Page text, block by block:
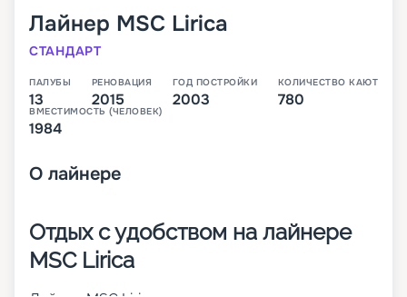
Лайнер MSC Lirica
СТАНДАРТ
ПАЛУБЫ
13
РЕНОВАЦИЯ
2015
ГОД ПОСТРОЙКИ
2003
КОЛИЧЕСТВО КАЮТ
780
ВМЕСТИМОСТЬ (ЧЕЛОВЕК)
1984
О лайнере
Отдых с удобством на лайнере
MSC Lirica